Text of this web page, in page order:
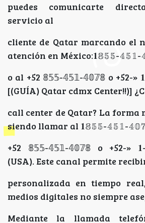
puedes comunicarte
servicio al
cliente de Qatar marcando el
atención en México:𝟏𝟠𝟝𝟝-𝟜𝟝𝟙-
o al +52 𝟠𝟝𝟝-𝟜𝟝𝟙-𝟜𝟘𝟟𝟠 o +52-»
[(GUÍA) Qatar cdmx Center!!)]
call center de Qatar? La forma
siendo llamar al 𝟏𝟠𝟝𝟝-𝟜𝟝𝟙-
+52 𝟠𝟝𝟝-𝟜𝟝𝟙-𝟜𝟘𝟟𝟠 o +52-» 𝟏-
(USA). Este canal permite
personalizada en tiempo
medios digitales no siempre
Mediante la llamada